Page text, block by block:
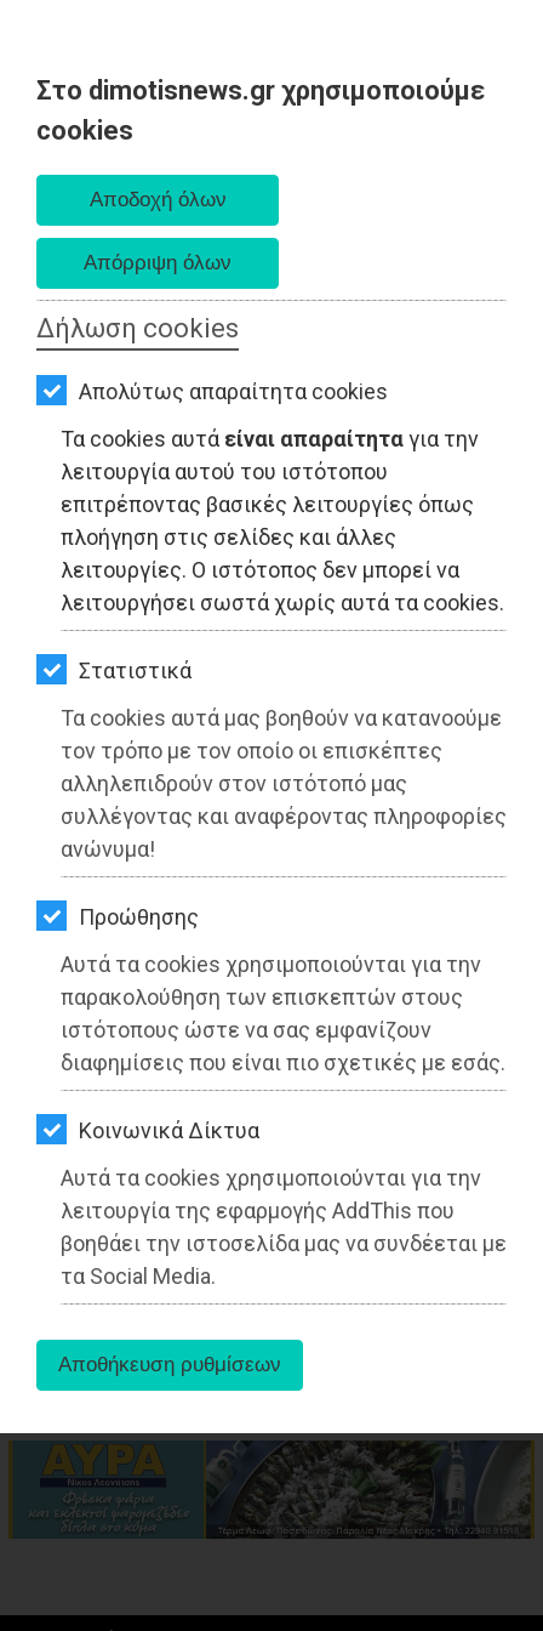
Στο dimotisnews.gr χρησιμοποιούμε
cookies
Δήλωση cookies
Απολύτως απαραίτητα cookies
Τα cookies αυτά είναι απαραίτηταγια την
λειτουργία αυτού του ιστότοπου
επιτρέποντας βασικές λειτουργίες όπως
πλοήγηση στις σελίδες και άλλες
λειτουργίες. Ο ιστότοπος δεν μπορεί να
λειτουργήσει σωστά χωρίς αυτά τα cookies.
Στατιστικά
Τα cookies αυτά μας βοηθούν να κατανοούμε
τον τρόπο με τον οποίο οι επισκέπτες
αλληλεπιδρούν στον ιστότοπό μας
συλλέγοντας και αναφέροντας πληροφορίες
ανώνυμα!
Προώθησης
Αυτά τα cookies χρησιμοποιούνται για την
παρακολούθηση των επισκεπτών στους
ιστότοπους ώστε να σας εμφανίζουν
διαφημίσεις που είναι πιο σχετικές με εσάς.
Kοινωνικά Δίκτυα
Αυτά τα cookies χρησιμοποιούνται για την
λειτουργία της εφαρμογής AddThis που
βοηθάει την ιστοσελίδα μας να συνδέεται με
τα Social Media.
AΡΧΙΚΗ
ΕΙΔΗΣΕΙΣ
ΠΟΛΙΤΙΚΗ
ΤΟΠΙΚΗ
ΑΥΤΟΔΙΟΙΚΗΣΗ
ΟΙΚΟΝΟΜΙΑ
ΑΘΛΗΤΙΣΜΟΣ
ΠΟΛΙΤΙΣΜΟΣ
ΣΠΙΤΙ-
ΚΗΠΟΣ
ΥΓΕΙΑ
LIFESTYLE
ΤΑΞΙΔΙΑ
ΕΞΟΔΟΣ
ΠΕΡΙΒΑΛΛΟΝ
ΚΑΤΟΙΚΙΔΙΟ
ΑΓΓΕΛΙΕΣ
ΕΦΗΜΕΡΙΔΕΣ
OΔΗΓΟΣ
ΑΓΟΡΑΣ
ΨΙΘΥΡΟΙ
ΑΠΟΣΤΟΛΗ
ΑΡΘΡΩΝ
ΦΕΣΤΙΒΑΛ ΜΑΡΑΘΩΝΑ 2021: To MUTE
του Γιώργου Χρυσοστόμου την Τρίτη
24 Αυγούστου στη Νέα Μάκρη
Διαβάστηκε 3904 φορές
Από τo Dimotisnews
aboutus
Tags:Μαραθώνας,ΤΟΠΙΚΗ ΑΥΤΟΔΙΟΙΚΗΣΗ